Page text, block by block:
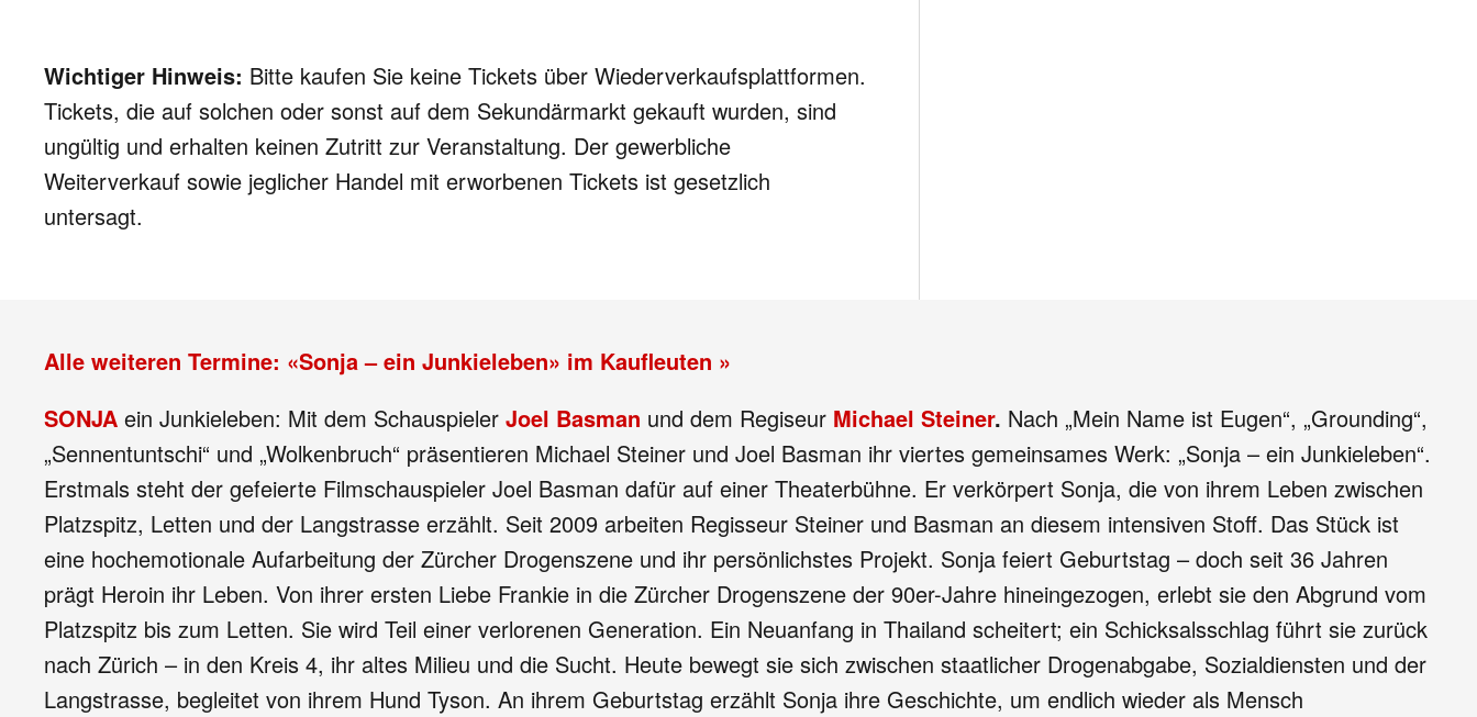
Wichtiger Hinweis: Bitte kaufen Sie keine Tickets über Wiederverkaufsplattformen.
Tickets, die auf solchen oder sonst auf dem Sekundärmarkt gekauft wurden, sind
ungültig und erhalten keinen Zutritt zur Veranstaltung. Der gewerbliche
Weiterverkauf sowie jeglicher Handel mit erworbenen Tickets ist gesetzlich
untersagt.
Alle weiteren Termine: «Sonja – ein Junkieleben» im Kaufleuten »
SONJA ein Junkieleben: Mit dem Schauspieler Joel Basman und dem Regiseur Michael Steiner. Nach „Mein Name ist Eugen“, „Grounding“,
„Sennentuntschi“ und „Wolkenbruch“ präsentieren Michael Steiner und Joel Basman ihr viertes gemeinsames Werk: „Sonja – ein Junkieleben“.
Erstmals steht der gefeierte Filmschauspieler Joel Basman dafür auf einer Theaterbühne. Er verkörpert Sonja, die von ihrem Leben zwischen
Platzspitz, Letten und der Langstrasse erzählt. Seit 2009 arbeiten Regisseur Steiner und Basman an diesem intensiven Stoff. Das Stück ist
eine hochemotionale Aufarbeitung der Zürcher Drogenszene und ihr persönlichstes Projekt. Sonja feiert Geburtstag – doch seit 36 Jahren
prägt Heroin ihr Leben. Von ihrer ersten Liebe Frankie in die Zürcher Drogenszene der 90er-Jahre hineingezogen, erlebt sie den Abgrund vom
Platzspitz bis zum Letten. Sie wird Teil einer verlorenen Generation. Ein Neuanfang in Thailand scheitert; ein Schicksalsschlag führt sie zurück
nach Zürich – in den Kreis 4, ihr altes Milieu und die Sucht. Heute bewegt sie sich zwischen staatlicher Drogenabgabe, Sozialdiensten und der
Langstrasse, begleitet von ihrem Hund Tyson. An ihrem Geburtstag erzählt Sonja ihre Geschichte, um endlich wieder als Mensch